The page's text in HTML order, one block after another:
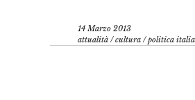
14 Marzo 2013
attualità /cultura /politica